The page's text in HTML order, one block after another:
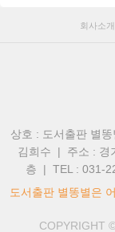
회사소개
상호 : 도서출판 별
김희수 | 주소 : 경
층 | TEL : 031-
도서출판 별똥별은
COPYRIGHT